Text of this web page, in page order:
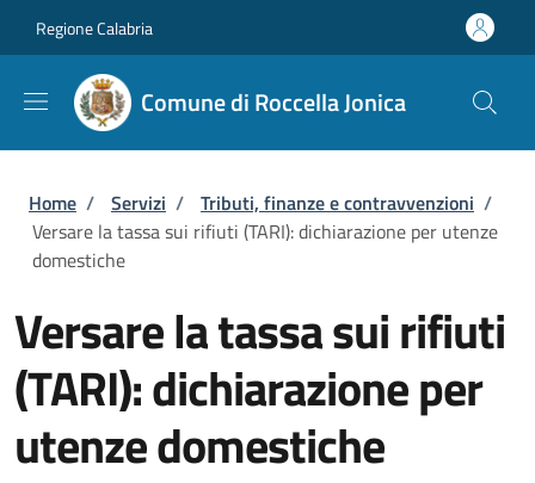
Regione Calabria
Comune di Roccella Jonica
Briciole di pane
Home / Servizi / Tributi, finanze e contravvenzioni /
Versare la tassa sui rifiuti (TARI): dichiarazione per utenze
domestiche
Versare la tassa sui rifiuti
(TARI): dichiarazione per
utenze domestiche